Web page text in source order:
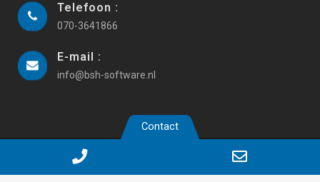
Telefoon :
070-3641866
E-mail :
info@bsh-software.nl
Copyright 2019 Business Software Haaglanden |
Algemene voorwaarden AVG instellingen
Contact